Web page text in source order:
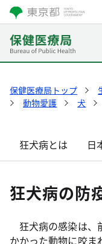
保健医療局トップ
動物愛護
犬
狂犬病とは 日
狂犬病の防
狂犬病の感染は、
かかった動物に咬ま